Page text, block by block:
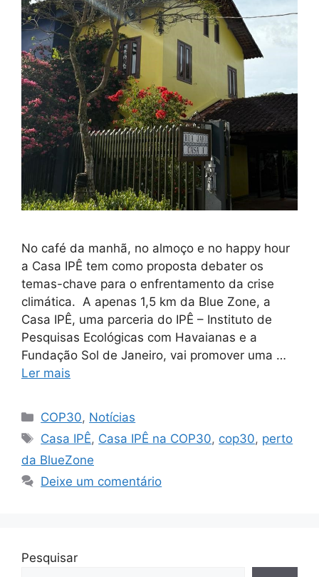
No café da manhã, no almoço e no happy hour
a Casa IPÊ tem como proposta debater os
temas-chave para o enfrentamento da crise
climática. A apenas 1,5 km da Blue Zone, a
Casa IPÊ, uma parceria do IPÊ – Instituto de
Pesquisas Ecológicas com Havaianas e a
Fundação Sol de Janeiro, vai promover uma …
Ler mais
COP30, Notícias
Casa IPÊ, Casa IPÊ na COP30, cop30, perto
da BlueZone
Deixe um comentário
Pesquisar